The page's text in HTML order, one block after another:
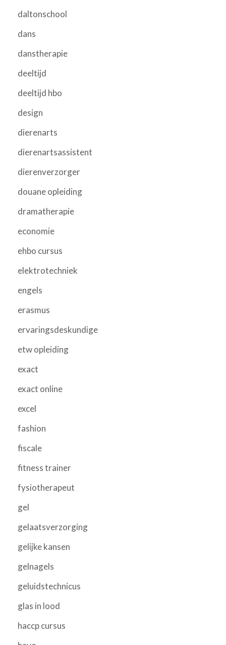
daltonschool
dans
danstherapie
deeltijd
deeltijd hbo
design
dierenarts
dierenartsassistent
dierenverzorger
douane opleiding
dramatherapie
economie
ehbo cursus
elektrotechniek
engels
erasmus
ervaringsdeskundige
etw opleiding
exact
exact online
excel
fashion
fiscale
fitness trainer
fysiotherapeut
gel
gelaatsverzorging
gelijke kansen
gelnagels
geluidstechnicus
glas in lood
haccp cursus